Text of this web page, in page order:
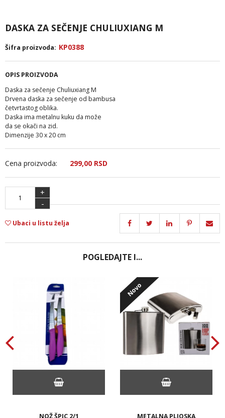
DASKA ZA SEČENJE CHULIUXIANG M
Šifra proizvoda: KP0388
OPIS PROIZVODA
Daska za sečenje Chuliuxiang M
Drvena daska za sečenje od bambusa
četvrtastog oblika.
Daska ima metalnu kuku da može
da se okači na zid.
Dimenzije 30 x 20 cm
Cena proizvoda: 299,00 RSD
+
-
Ubaci u listu želja
POGLEDAJTE I...
NOŽ ŠPIC 2/1
Novo
METALNA PLJOSKA